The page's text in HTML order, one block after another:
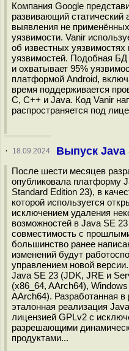
Компания Google
развивающий статический
выявления не
уязвимости. Vanir
об известных уязвимостях
уязвимостей. Подобная
и охватывает 95%
платформой Android,
время поддерживается
C, C++ и Java. Код Vanir
распространяется под
· 18.09.2024 Выпуск Java
После шести месяцев
опубликовала платформу
Standard Edition 23), в
которой используется
исключением удаления
возможностей в Java SE
совместимость с
большинство ранее
изменений будут
управлением новой
Java SE 23 (JDK, JRE и
(x86_64, AArch64),
AArch64). Разработанная
эталонная реализация
лицензией GPLv2 с
разрешающими
продуктами...